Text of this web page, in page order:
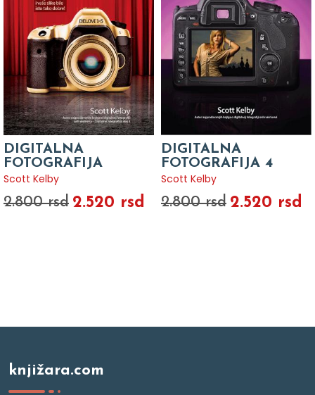
DIGITALNA
FOTOGRAFIJA
Scott Kelby
2.800 rsd 2.520 rsd
DIGITALNA
FOTOGRAFIJA 4
Scott Kelby
2.800 rsd 2.520 rsd
knjižara.com